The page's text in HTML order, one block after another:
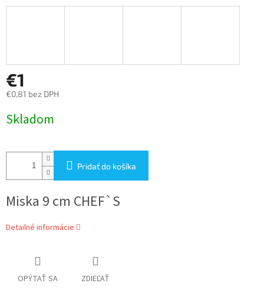
€1
€0,81 bez DPH
cena:
Skladom
Pridať do košíka
Miska 9 cm CHEF`S
Detailné informácie
OPÝTAŤ SA ZDIEĽAŤ